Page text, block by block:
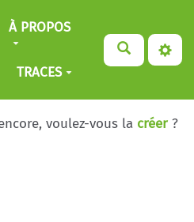
À PROPOS
TRACES
voulez-vous la créer ?